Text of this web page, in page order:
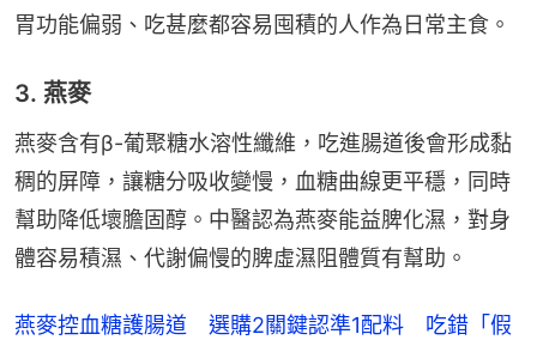
胃功能偏弱、吃甚麼都容易囤積的人作為日常主食。
3. 燕麥
燕麥含有β-葡聚糖水溶性纖維，吃進腸道後會形成黏
稠的屏障，讓糖分吸收變慢，血糖曲線更平穩，同時
幫助降低壞膽固醇。中醫認為燕麥能益脾化濕，對身
體容易積濕、代謝偏慢的脾虛濕阻體質有幫助。
燕麥控血糖護腸道 選購2關鍵認準1配料 吃錯「假